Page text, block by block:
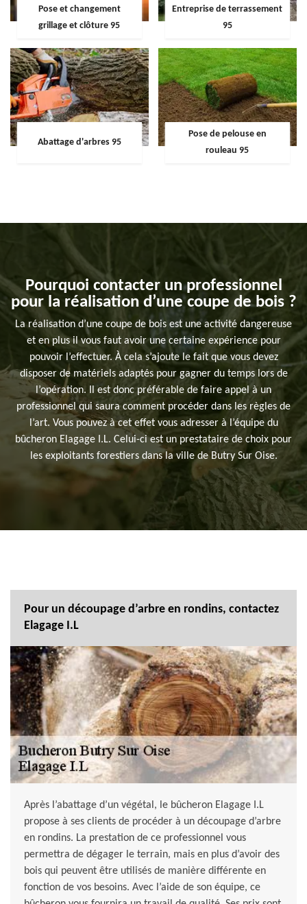
Pose et changement
grillage et clôture 95
Entreprise de terrassement
95
Abattage d'arbres 95
Pose de pelouse en
rouleau 95
Pourquoi contacter un professionnel
pour la réalisation d’une coupe de bois ?
La réalisation d’une coupe de bois est une activité dangereuse
et en plus il vous faut avoir une certaine expérience pour
pouvoir l’effectuer. À cela s’ajoute le fait que vous devez
disposer de matériels adaptés pour gagner du temps lors de
l’opération. Il est donc préférable de faire appel à un
professionnel qui saura comment procéder dans les règles de
l’art. Vous pouvez à cet effet vous adresser à l’équipe du
bûcheron Elagage I.L. Celui-ci est un prestataire de choix pour
les exploitants forestiers dans la ville de Butry Sur Oise.
Pour un découpage d’arbre en rondins, contactez
Elagage I.L
Après l’abattage d’un végétal, le bûcheron Elagage I.L
propose à ses clients de procéder à un découpage d’arbre
en rondins. La prestation de ce professionnel vous
permettra de dégager le terrain, mais en plus d’avoir des
bois qui peuvent être utilisés de manière différente en
fonction de vos besoins. Avec l’aide de son équipe, ce